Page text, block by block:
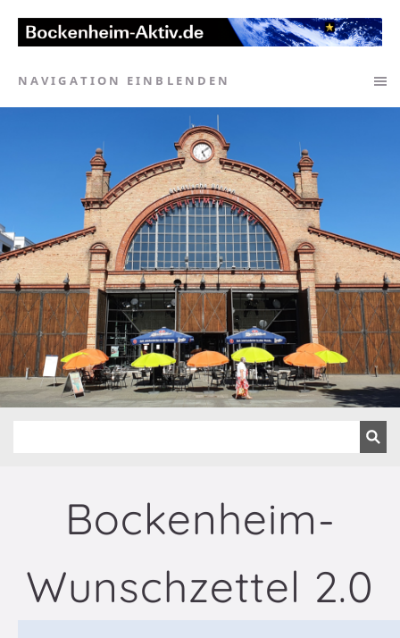
NAVIGATION EINBLENDEN
Bockenheim-
Wunschzettel 2.0